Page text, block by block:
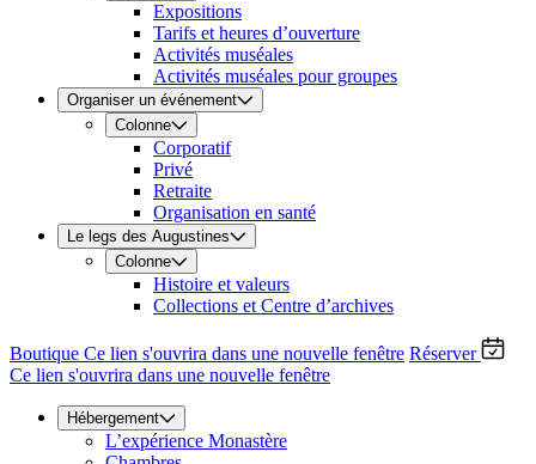
Expositions
Tarifs et heures d’ouverture
Activités muséales
Activités muséales pour groupes
Organiser un événement
Colonne
Corporatif
Privé
Retraite
Organisation en santé
Le legs des Augustines
Colonne
Histoire et valeurs
Collections et Centre d’archives
Boutique Ce lien s'ouvrira dans une nouvelle fenêtre Réserver
Ce lien s'ouvrira dans une nouvelle fenêtre
Hébergement
L’expérience Monastère